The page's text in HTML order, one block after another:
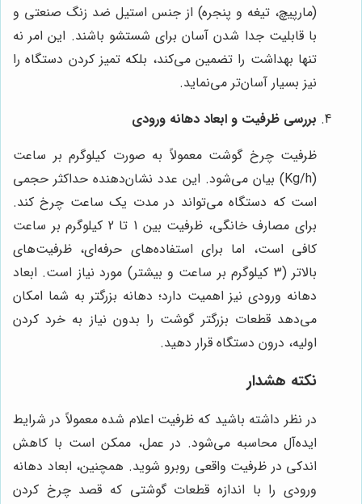
(مارپیچ، تیغه و پنجره) از جنس استیل ضد زنگ صنعتی و
با قابلیت جدا شدن آسان برای شستشو باشند. این امر نه
تنها بهداشت را تضمین می‌کند، بلکه تمیز کردن دستگاه را
نیز بسیار آسان‌تر می‌نماید.
بررسی ظرفیت و ابعاد دهانه ورودی
ظرفیت چرخ گوشت معمولاً به صورت کیلوگرم بر ساعت
(Kg/h) بیان می‌شود. این عدد نشان‌دهنده حداکثر حجمی
است که دستگاه می‌تواند در مدت یک ساعت چرخ کند.
برای مصارف خانگی، ظرفیت بین 1 تا 2 کیلوگرم بر ساعت
کافی است، اما برای استفاده‌های حرفه‌ای، ظرفیت‌های
بالاتر (3 کیلوگرم بر ساعت و بیشتر) مورد نیاز است. ابعاد
دهانه ورودی نیز اهمیت دارد؛ دهانه بزرگتر به شما امکان
می‌دهد قطعات بزرگتر گوشت را بدون نیاز به خرد کردن
اولیه، درون دستگاه قرار دهید.
نکته هشدار
در نظر داشته باشید که ظرفیت اعلام شده معمولاً در شرایط
ایده‌آل محاسبه می‌شود. در عمل، ممکن است با کاهش
اندکی در ظرفیت واقعی روبرو شوید. همچنین، ابعاد دهانه
ورودی را با اندازه قطعات گوشتی که قصد چرخ کردن